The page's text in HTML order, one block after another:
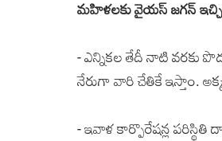
మ‌హిళ‌ల‌కు వైయ‌స్ జ‌గ‌న్
- ఎన్నికల తేదీ నాటి వరకు
నేరుగా వారి చేతికే ఇస్తాం.
- ఇవాళ కార్పొరేషన్ల పరిస్థితి